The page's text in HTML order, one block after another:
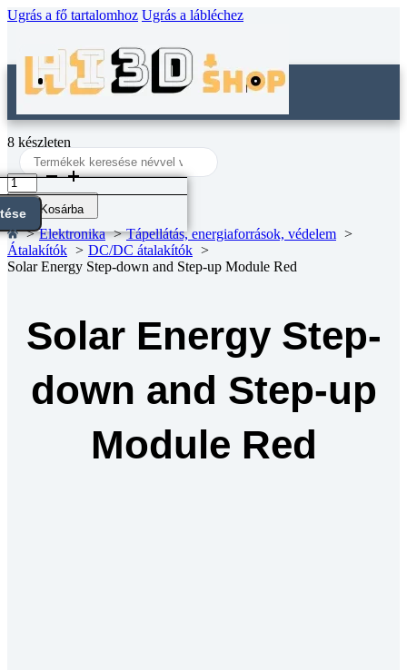
Ugrás a fő tartalomhoz Ugrás a lábléchez
Search
...
8 készleten
Solar
Energy
Step-
down
and
Step-
up
mennyiség
Kosárba
Elektronika
Tápellátás, energiaforrások, védelem
Átalakítók
DC/DC átalakítók
Solar Energy Step-down and Step-up Module Red
Solar Energy Step-
down and Step-up
Module Red